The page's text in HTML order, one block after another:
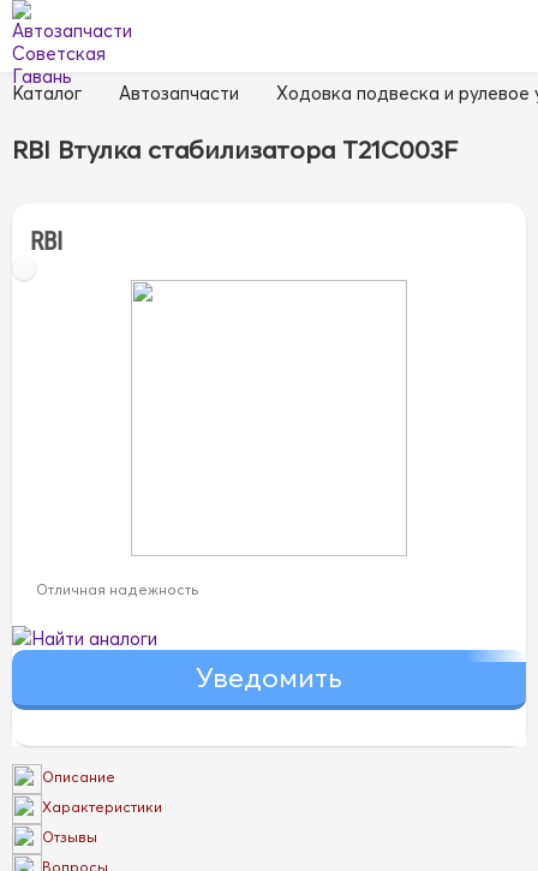
Каталог Автозапчасти Ходовка подвеска и рулевое
RBI Втулка стабилизатора T21C003F
RBI
Отличная надежность
Найти аналоги
Описание
Характеристики
Отзывы
Вопросы